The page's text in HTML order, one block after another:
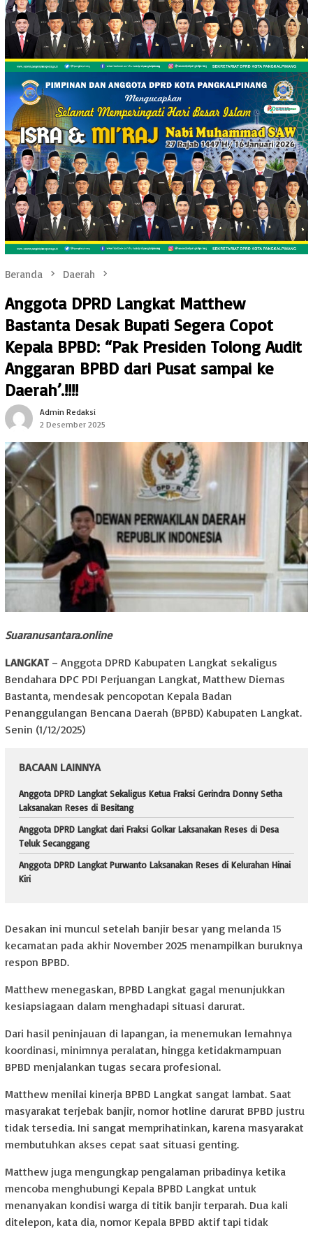
Beranda Daerah
Anggota DPRD Langkat Matthew
Bastanta Desak Bupati Segera Copot
Kepala BPBD: “Pak Presiden Tolong Audit
Anggaran BPBD dari Pusat sampai ke
Daerah’.!!!!
Admin Redaksi
2 Desember 2025
Suaranusantara.online
LANGKAT – Anggota DPRD Kabupaten Langkat sekaligus
Bendahara DPC PDI Perjuangan Langkat, Matthew Diemas
Bastanta, mendesak pencopotan Kepala Badan
Penanggulangan Bencana Daerah (BPBD) Kabupaten Langkat.
Senin (1/12/2025)
BACAAN LAINNYA
Anggota DPRD Langkat Sekaligus Ketua Fraksi Gerindra Donny Setha
Laksanakan Reses di Besitang
Anggota DPRD Langkat dari Fraksi Golkar Laksanakan Reses di Desa
Teluk Secanggang
Anggota DPRD Langkat Purwanto Laksanakan Reses di Kelurahan Hinai
Kiri
Desakan ini muncul setelah banjir besar yang melanda 15
kecamatan pada akhir November 2025 menampilkan buruknya
respon BPBD.
Matthew menegaskan, BPBD Langkat gagal menunjukkan
kesiapsiagaan dalam menghadapi situasi darurat.
Dari hasil peninjauan di lapangan, ia menemukan lemahnya
koordinasi, minimnya peralatan, hingga ketidakmampuan
BPBD menjalankan tugas secara profesional.
Matthew menilai kinerja BPBD Langkat sangat lambat. Saat
masyarakat terjebak banjir, nomor hotline darurat BPBD justru
tidak tersedia. Ini sangat memprihatinkan, karena masyarakat
membutuhkan akses cepat saat situasi genting.
Matthew juga mengungkap pengalaman pribadinya ketika
mencoba menghubungi Kepala BPBD Langkat untuk
menanyakan kondisi warga di titik banjir terparah. Dua kali
ditelepon, kata dia, nomor Kepala BPBD aktif tapi tidak